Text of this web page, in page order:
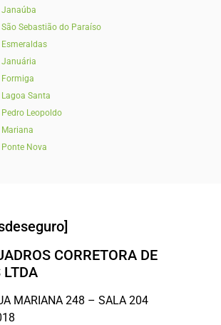
Janaúba
Sebastião do Paraíso
Januária
Santa
Leopoldo
Nova
CORRETORA DE
LTDA
MARIANA 248 – SALA 204